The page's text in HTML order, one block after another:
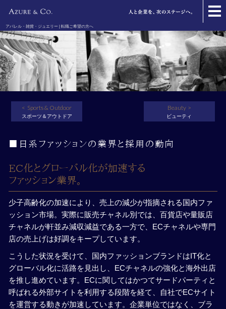
アパレル・雑貨・ジュエリー | 転職ご希望の方へ
Sports & Outdoor
スポーツ＆アウトドア
Beauty
ビューティ
■日系ファッションの業界と採用の動向
EC化とグローバル化が加速する
ファッション業界。
少子高齢化の加速により、売上の減少が指摘される国内ファ
ッション市場。実際に販売チャネル別では、百貨店や量販店
チャネルが軒並み減収減益である一方で、ECチャネルや専門
店の売上げは好調をキープしています。
こうした状況を受けて、国内ファッションブランドはIT化と
グローバル化に活路を見出し、ECチャネルの強化と海外出店
を推し進めています。ECに関してはかつてサードパーティと
呼ばれる外部サイトを利用する段階を経て、自社でECサイト
を運営する動きが加速しています。企業単位ではなく、ブラ